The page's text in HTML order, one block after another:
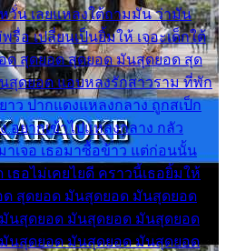
วั่น เลยแหลงใต้ถามมัน ว่ามัน
อ เปลี่ยนเป็นยิ้มให้ เจอะเด็กใต้
ด สุดยอด สุดยอด มันสุดยอด สุด
สุดยอด แอบหลงรักสาวราม ที่พัก
าว ปากแดงแหลงกลาง ถูกสเป็ก
อยากเข้าไปแหลงกลาง กลัว
าเจอ เธอมาซื้อข้าว แต่ก่อนนั้น
เธอไม่เคยไยดี คราวนี้เธอยิ้มให้
ด สุดยอด มันสุดยอด มันสุดยอด
นสุดยอด มันสุดยอด มันสุดยอด
นสุดยอด มันสุดยอด มันสุดยอด